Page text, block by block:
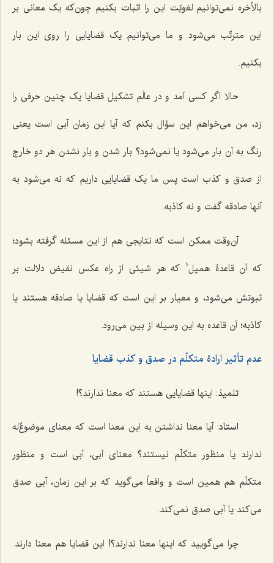
بالأخره نمی‌توانیم لغویّت این را اثبات بکنیم چون‌که یک معانی بر
این مترتّب می‌شود و ما می‌توانیم یک قضایایی را روی این بار
بکنیم.
حالا اگر کسی آمد و در عالَم تشکیل قضایا یک چنین حرفی را
زد، من می‌خواهم این سؤال بکنم که آیا این زمان آبی است یعنی
رنگ به آن بار می‌شود یا نمی‌شود؟ بار شدن و بار نشدن هر دو خارج
از صدق و کذب است پس ما یک قضایایی داریم که نه می‌شود به
آنها صادقه گفت و نه کاذبه.
آن‌وقت ممکن است که نتایجی هم از این مسئله گرفته بشود؛
که آن قاعدۀ همپل1
که هر شیئی از راه عکس نقیض دلالت بر
ثبوتش می‌شود، و معیار بر این است که قضایا یا صادقه هستند یا
کاذبه؛ آن قاعده به این وسیله از بین می‌رود.
عدم تأثیر ارادۀ متکلّم در صدق و کذب قضایا
تلمیذ: اینها قضایایی هستند که معنا ندارند؟!
استاد: آیا معنا نداشتن به این معنا است که معنای موضوعٌ‌له
ندارند یا منظور متکلّم نیستند؟ معنای آبی، آبی است و منظور
متکلّم هم همین است و واقعاً می‌گوید که بر این زمان، آبی صدق
می‌کند یا آبی صدق نمی‌کند.
چرا می‌گویید که اینها معنا ندارند؟! این قضایا هم معنا دارند.